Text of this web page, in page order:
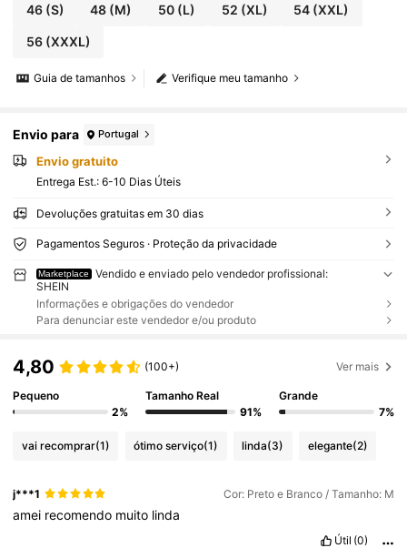
46(S) 48 (M) 50(L) 52 (XL) 54 (XXL)
56(XXXL)
Verifique meu tamanho
Guia de tamanhos
Envio para Portugal
Envio gratuito
Entrega Est.: 6-10 Dias Úteis
Devoluções gratuitas em 30 dias
Pagamentos Seguros · Proteção da privacidade
Marketplace
Vendido e enviado pelo vendedor profissional:
SHEIN
Informações e obrigações do vendedor
Para denunciar este vendedor e/ou produto
4,80 (100+) Ver mais
Pequeno
2%
Tamanho Real
91%
Grande
7%
vai recomprar(1) ótimo serviço(1) linda(3) elegante(2)
j***1 Cor: Preto e Branco / Tamanho: M
amei recomendo muito linda
Útil (0)